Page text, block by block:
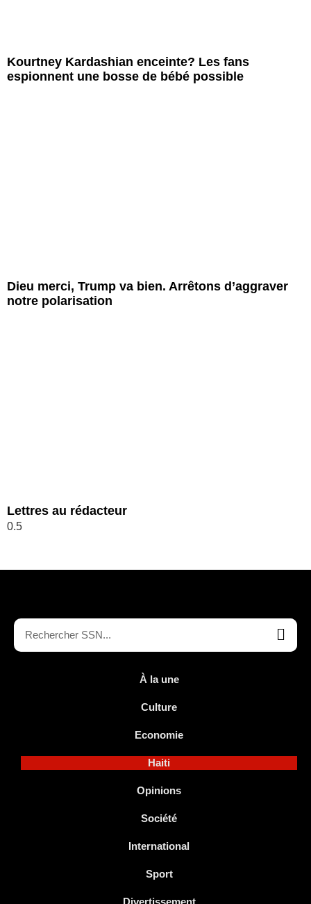
Kourtney Kardashian enceinte? Les fans
espionnent une bosse de bébé possible
Dieu merci, Trump va bien. Arrêtons d’aggraver
notre polarisation
Lettres au rédacteur
À la une
Culture
Economie
Haiti
Opinions
Société
International
Sport
Divertissement